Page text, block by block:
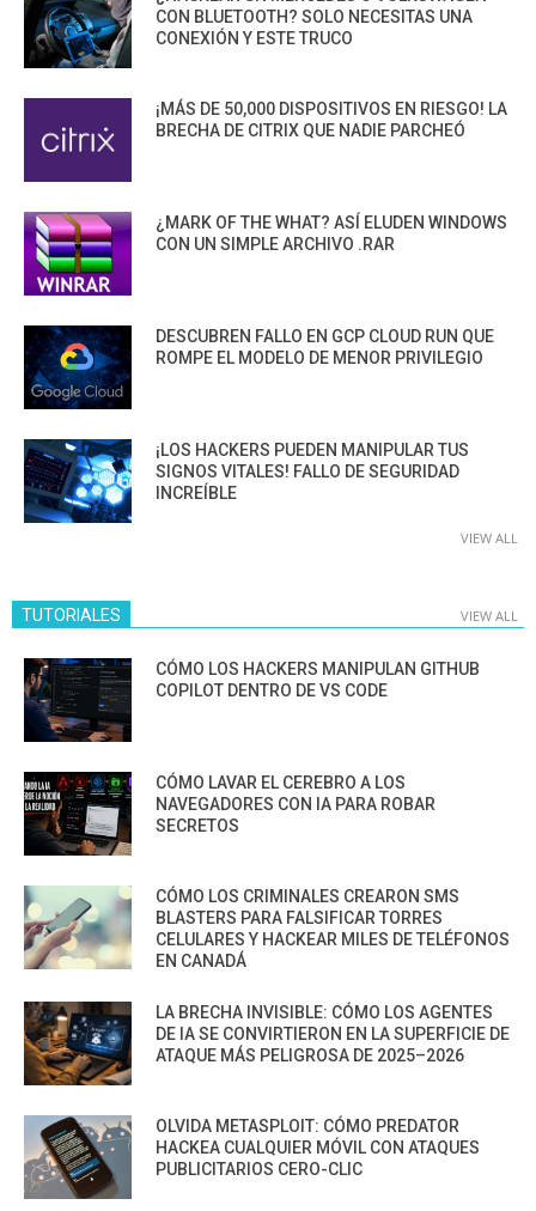
CON BLUETOOTH? SOLO NECESITAS UNA
CONEXIÓN Y ESTE TRUCO
¡MÁS DE 50,000 DISPOSITIVOS EN RIESGO! LA
BRECHA DE CITRIX QUE NADIE PARCHEÓ
¿MARK OF THE WHAT? ASÍ ELUDEN WINDOWS
CON UN SIMPLE ARCHIVO .RAR
DESCUBREN FALLO EN GCP CLOUD RUN QUE
ROMPE EL MODELO DE MENOR PRIVILEGIO
¡LOS HACKERS PUEDEN MANIPULAR TUS
SIGNOS VITALES! FALLO DE SEGURIDAD
INCREÍBLE
VIEW ALL
TUTORIALES VIEW ALL
CÓMO LOS HACKERS MANIPULAN GITHUB
COPILOT DENTRO DE VS CODE
CÓMO LAVAR EL CEREBRO A LOS
NAVEGADORES CON IA PARA ROBAR
SECRETOS
CÓMO LOS CRIMINALES CREARON SMS
BLASTERS PARA FALSIFICAR TORRES
CELULARES Y HACKEAR MILES DE TELÉFONOS
EN CANADÁ
LA BRECHA INVISIBLE: CÓMO LOS AGENTES
DE IA SE CONVIRTIERON EN LA SUPERFICIE DE
ATAQUE MÁS PELIGROSA DE 2025–2026
OLVIDA METASPLOIT: CÓMO PREDATOR
HACKEA CUALQUIER MÓVIL CON ATAQUES
PUBLICITARIOS CERO-CLIC